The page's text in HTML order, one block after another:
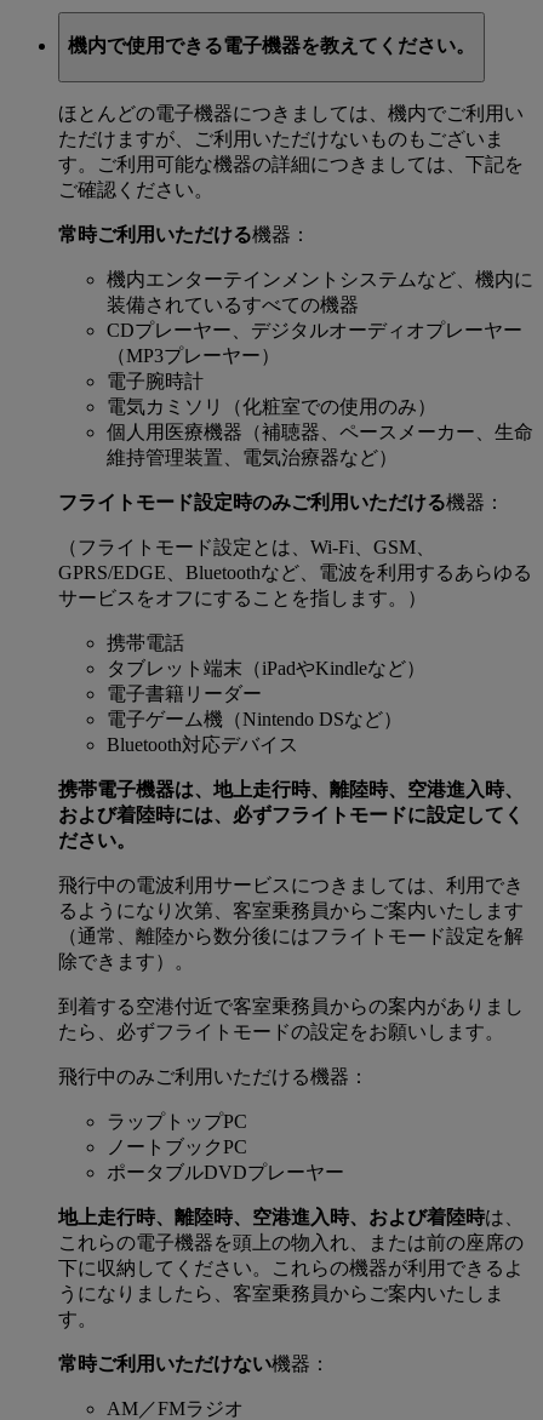
機内で使用できる電子機器を教えてください。
ほとんどの電子機器につきましては、機内でご利用い
ただけますが、ご利用いただけないものもございま
す。ご利用可能な機器の詳細につきましては、下記を
ご確認ください。
常時ご利用いただける機器：
機内エンターテインメントシステムなど、機内に
装備されているすべての機器
CDプレーヤー、デジタルオーディオプレーヤー
（MP3プレーヤー）
電子腕時計
電気カミソリ（化粧室での使用のみ）
個人用医療機器（補聴器、ペースメーカー、生命
維持管理装置、電気治療器など）
フライトモード設定時のみご利用いただける機器：
（フライトモード設定とは、Wi-Fi、GSM、
GPRS/EDGE、Bluetoothなど、電波を利用するあらゆる
サービスをオフにすることを指します。）
携帯電話
タブレット端末（iPadやKindleなど）
電子書籍リーダー
電子ゲーム機（Nintendo DSなど）
Bluetooth対応デバイス
携帯電子機器は、地上走行時、離陸時、空港進入時、
および着陸時には、必ずフライトモードに設定してく
ださい。
飛行中の電波利用サービスにつきましては、利用でき
るようになり次第、客室乗務員からご案内いたします
（通常、離陸から数分後にはフライトモード設定を解
除できます）。
到着する空港付近で客室乗務員からの案内がありまし
たら、必ずフライトモードの設定をお願いします。
飛行中のみご利用いただける機器：
ラップトップPC
ノートブックPC
ポータブルDVDプレーヤー
地上走行時、離陸時、空港進入時、および着陸時は、
これらの電子機器を頭上の物入れ、または前の座席の
下に収納してください。これらの機器が利用できるよ
うになりましたら、客室乗務員からご案内いたしま
す。
常時ご利用いただけない機器：
AM／FMラジオ